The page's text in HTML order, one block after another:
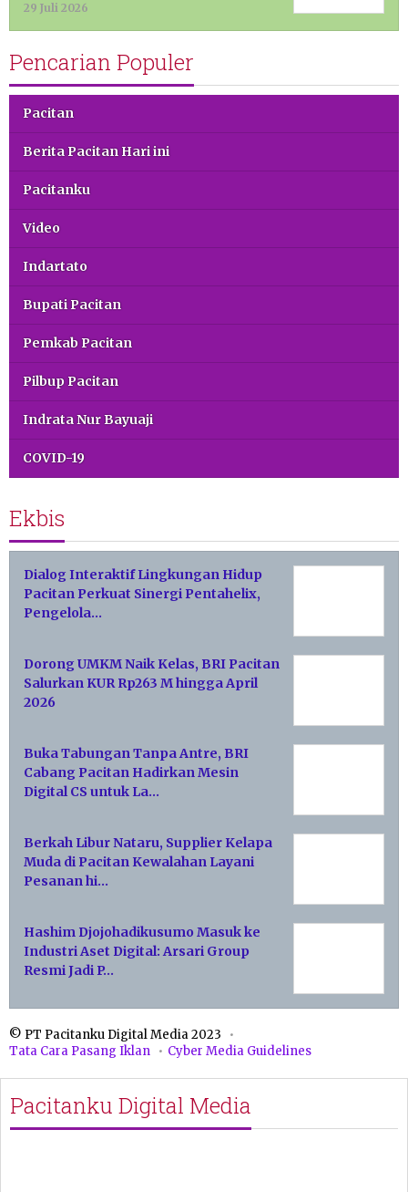
29 Juli 2026
Pencarian Populer
Pacitan
Berita Pacitan Hari ini
Pacitanku
Video
Indartato
Bupati Pacitan
Pemkab Pacitan
Pilbup Pacitan
Indrata Nur Bayuaji
COVID-19
Ekbis
Dialog Interaktif Lingkungan Hidup
Pacitan Perkuat Sinergi Pentahelix,
Pengelola…
Dorong UMKM Naik Kelas, BRI Pacitan
Salurkan KUR Rp263 M hingga April
2026
Buka Tabungan Tanpa Antre, BRI
Cabang Pacitan Hadirkan Mesin
Digital CS untuk La…
Berkah Libur Nataru, Supplier Kelapa
Muda di Pacitan Kewalahan Layani
Pesanan hi…
Hashim Djojohadikusumo Masuk ke
Industri Aset Digital: Arsari Group
Resmi Jadi P…
© PT Pacitanku Digital Media 2023
Tata Cara Pasang Iklan
Cyber Media Guidelines
Pacitanku Digital Media